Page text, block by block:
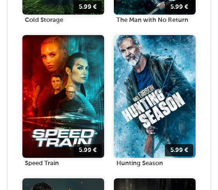
5.99 €
Cold Storage
5.99 €
The Man with No Return
5.99 €
Speed Train
5.99 €
Hunting Season